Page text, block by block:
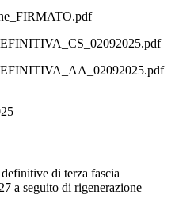
di terza fascia
a seguito di rigenerazione